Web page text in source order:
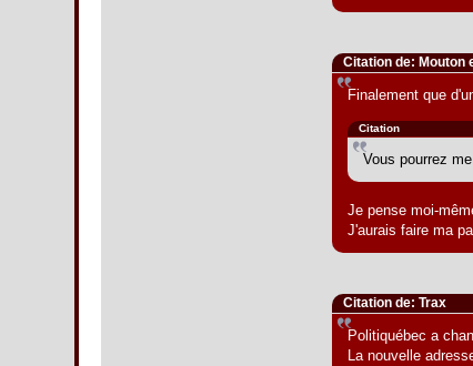
Citation de: Mouton
Finalement que
Citation
Vous pourrez
Je pense moi-
J'aurais faire ma
Citation de: Trax
Politiquébec a
La nouvelle